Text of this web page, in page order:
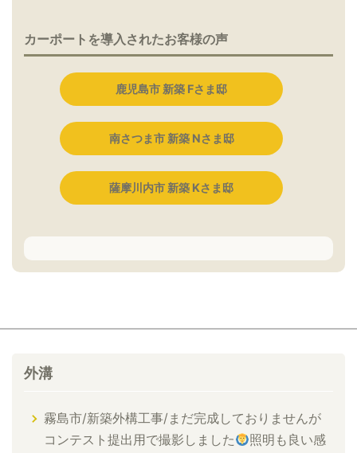
カーポートを導入されたお客様の声
鹿児島市 新築 Fさま邸
南さつま市 新築 Nさま邸
薩摩川内市 新築 Kさま邸
外溝
霧島市/新築外構工事/まだ完成しておりませんが
コンテスト提出用で撮影しました
照明も良い感